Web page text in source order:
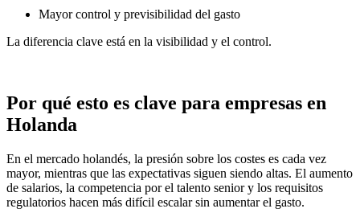
Mayor control y previsibilidad del gasto
La diferencia clave está en la visibilidad y el control.
Por qué esto es clave para empresas en
Holanda
En el mercado holandés, la presión sobre los costes es cada vez
mayor, mientras que las expectativas siguen siendo altas. El aumento
de salarios, la competencia por el talento senior y los requisitos
regulatorios hacen más difícil escalar sin aumentar el gasto.